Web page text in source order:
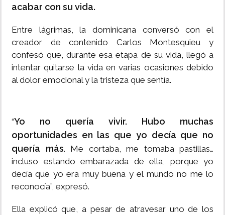
acabar con su vida.
Entre lágrimas, la dominicana conversó con el
creador de contenido Carlos Montesquieu y
confesó que, durante esa etapa de su vida, llegó a
intentar quitarse la vida en varias ocasiones debido
al dolor emocional y la tristeza que sentía.
“Yo no quería vivir. Hubo muchas
oportunidades en las que yo decía que no
quería más. Me cortaba, me tomaba pastillas…
incluso estando embarazada de ella, porque yo
decía que yo era muy buena y el mundo no me lo
reconocía”, expresó.
Ella explicó que, a pesar de atravesar uno de los